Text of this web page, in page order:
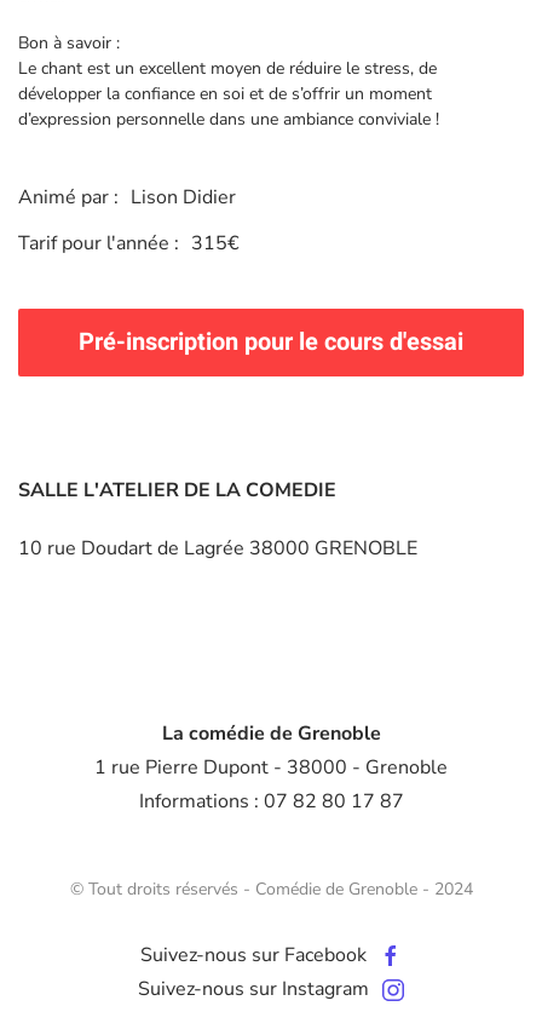
Bon à savoir :
Le chant est un excellent moyen de réduire le stress, de
développer la confiance en soi et de s’offrir un moment
d’expression personnelle dans une ambiance conviviale !
Animé par : Lison Didier
Tarif pour l'année : 315€
Pré-inscription pour le cours d'essai
SALLE L'ATELIER DE LA COMEDIE
10 rue Doudart de Lagrée 38000 GRENOBLE
La comédie de Grenoble
1 rue Pierre Dupont - 38000 - Grenoble
Informations : 07 82 80 17 87
© Tout droits réservés - Comédie de Grenoble - 2024
Suivez-nous sur Facebook
Suivez-nous sur Instagram